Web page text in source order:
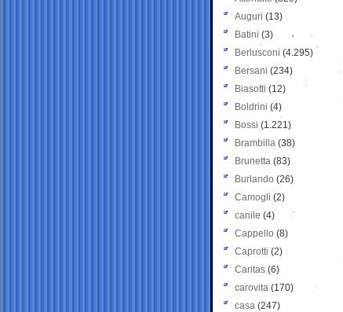
Auguri (13)
Batini (3)
Berlusconi (4.295)
Bersani (234)
Biasotti (12)
Boldrini (4)
Bossi (1.221)
Brambilla (38)
Brunetta (83)
Burlando (26)
Camogli (2)
canile (4)
Cappello (8)
Caprotti (2)
Caritas (6)
carovita (170)
casa (247)